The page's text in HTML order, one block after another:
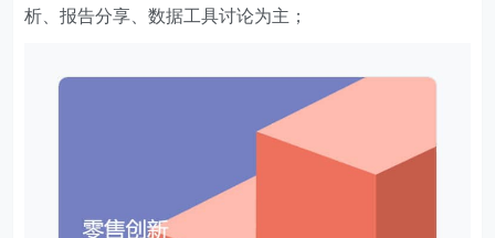
析、报告分享、数据工具讨论为主；